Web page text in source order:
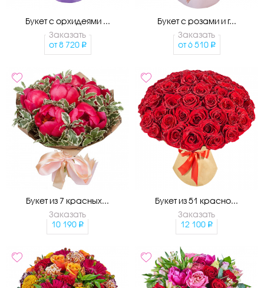
Букет с орхидеями ...
Заказать
от 8 720
Букет с розами и г...
Заказать
от 6 510
Букет из 7 красных...
Заказать
10 190
Букет из 51 красно...
Заказать
12 100